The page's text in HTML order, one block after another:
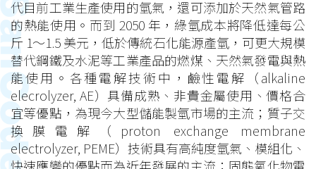
代目前工業生產使用的氫氣，還可添加於天然氣管路
的熱能使用。而到 2050 年，綠氫成本將降低達每公
斤 1～1.5 美元，低於傳統石化能源產氫，可更大規模
替代鋼鐵及水泥等工業產品的燃煤、天然氣發電與熱
能使用。各種電解技術中，鹼性電解（alkaline
elecrolyzer, AE）具備成熟、非貴金屬使用、價格合
宜等優點，為現今大型儲能製氫市場的主流；質子交
換膜電解（proton exchange membrane
electrolyzer, PEME）技術具有高純度氫氣、模組化、